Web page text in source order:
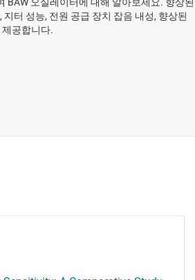
터 성능, 전원 공급 장치 잡음 내성, 향상된
제공합니다.